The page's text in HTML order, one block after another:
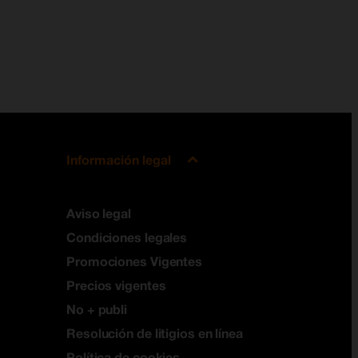
Información legal
Aviso legal
Condiciones legales
Promociones Vigentes
Precios vigentes
No + publi
Resolución de litigios en línea